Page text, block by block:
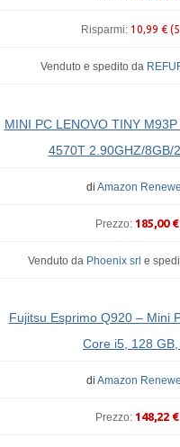
Risparmi: 10,99 €
Venduto e spedito da
MINI PC LENOVO TINY
4570T 2.90GHZ/8GB/
di Amazon
Prezzo: 185,00 €
Venduto da Phoenix srl e
Fujitsu Esprimo Q920 – Mini
Core i5, 128
di Amazon
Prezzo: 148,22 €